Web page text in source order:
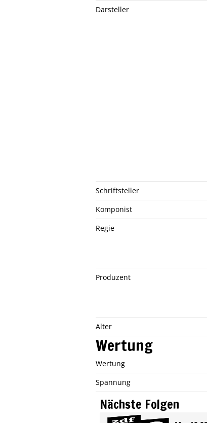
Darsteller
Schriftsteller
Komponist
Regie
Produzent
Alter
Wertung
Wertung
Spannung
Nächste Folgen